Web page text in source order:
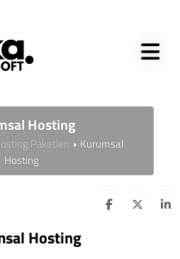
Hosting
Paketleri
Kurumsal
Hosting
Hosting